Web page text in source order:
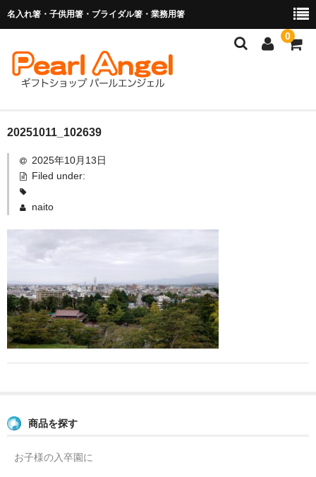
名入れ箸・子供用箸・ブライダル箸・業務用箸
0
商品を探す
お子様の入卒園に
業務用箸（食洗機対応）
ご利用ガイド
よくあるご質問
20251011_102639
2025年10月13日
Filed under:
naito
商品を探す
お子様の入卒園に